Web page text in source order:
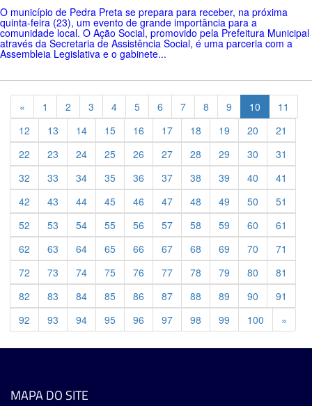
O município de Pedra Preta se prepara para receber, na próxima
quinta-feira (23), um evento de grande importância para a
comunidade local. O Ação Social, promovido pela Prefeitura Municipal
através da Secretaria de Assistência Social, é uma parceria com a
Assembleia Legislativa e o gabinete...
« Previous
1 2 3 4 5 6 7 8 9 10
11
12
13 14 15 16 17 18 19 20
21
22
23 24 25 26 27 28 29 30
31
32
33 34 35 36 37 38 39 40
41
42
43 44 45 46 47 48 49 50
51
52
53 54 55 56 57 58 59 60
61
62
63 64 65 66 67 68 69 70
71
72
73 74 75 76 77 78 79 80
81
82
83 84 85 86 87 88 89 90
91
92
93 94 95 96 97 98 99 100 »
MAPA DO SITE